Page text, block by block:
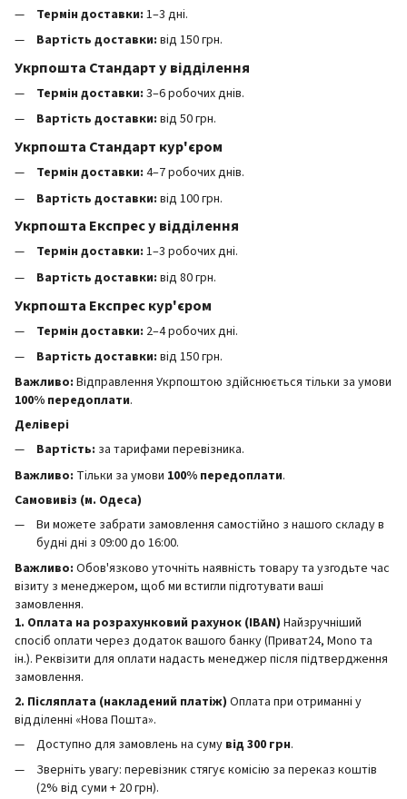
Термін доставки: 1–3 дні.
Вартість доставки: від 150 грн.
Укрпошта Стандарт у відділення
Термін доставки: 3–6 робочих днів.
Вартість доставки: від 50 грн.
Укрпошта Стандарт кур'єром
Термін доставки: 4–7 робочих днів.
Вартість доставки: від 100 грн.
Укрпошта Експрес у відділення
Термін доставки: 1–3 робочих дні.
Вартість доставки: від 80 грн.
Укрпошта Експрес кур'єром
Термін доставки: 2–4 робочих дні.
Вартість доставки: від 150 грн.
Важливо: Відправлення Укрпоштою здійснюється тільки за умови
100% передоплати.
Делівері
Вартість: за тарифами перевізника.
Важливо: Тільки за умови 100% передоплати.
Самовивіз (м. Одеса)
Ви можете забрати замовлення самостійно з нашого складу в
будні дні з 09:00 до 16:00.
Важливо: Обов'язково уточніть наявність товару та узгодьте час
візиту з менеджером, щоб ми встигли підготувати ваші
замовлення.
1. Оплата на розрахунковий рахунок (IBAN) Найзручніший
спосіб оплати через додаток вашого банку (Приват24, Mono та
ін.). Реквізити для оплати надасть менеджер після підтвердження
замовлення.
2. Післяплата (накладений платіж) Оплата при отриманні у
відділенні «Нова Пошта».
Доступно для замовлень на суму від 300 грн.
Зверніть увагу: перевізник стягує комісію за переказ коштів
(2% від суми + 20 грн).